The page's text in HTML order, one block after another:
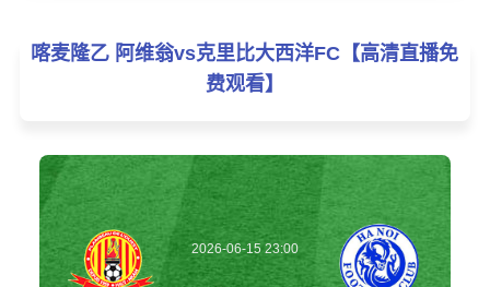
喀麦隆乙 阿维翁vs克里比大西洋FC【高清直播免
费观看】
2026-06-15 23:00